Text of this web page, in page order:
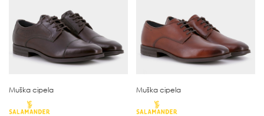
Muška cipela Muška cipela